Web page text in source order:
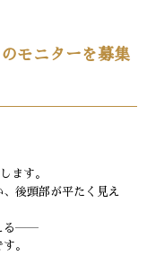
モニターを募集
ます。
後頭部が平たく見え
る――
。